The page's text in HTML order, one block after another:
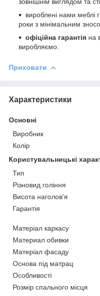
вироблені нами меблі
роки з мінімальним
офіційна гарантія на
виробляємо.
Приховати
Характеристики
Основні
Виробник
Колір
Користувальницькі
Тип
Різновид гоління
Висота наголов'я
Гарантія
Матеріал каркасу
Материал обивки
Матеріал фасаду
Основа під матрац
Особливості
Розмір спального місця